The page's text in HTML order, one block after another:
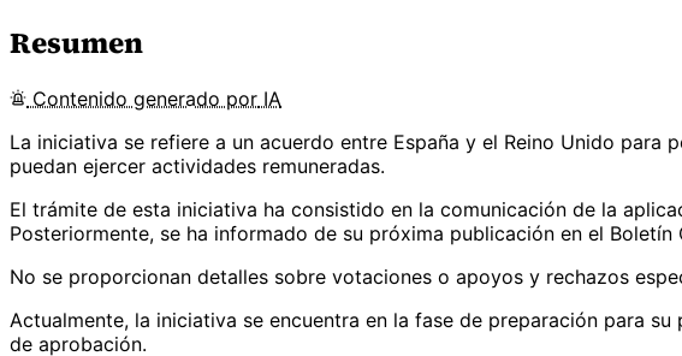
Resumen
Contenido generado por IA
La iniciativa se refiere a un acuerdo entre España y el Reino Unido
puedan ejercer actividades remuneradas.
El trámite de esta iniciativa ha consistido en la comunicación de la
Posteriormente, se ha informado de su próxima publicación en el Boletín
No se proporcionan detalles sobre votaciones o apoyos y rechazos
Actualmente, la iniciativa se encuentra en la fase de preparación para
de aprobación.